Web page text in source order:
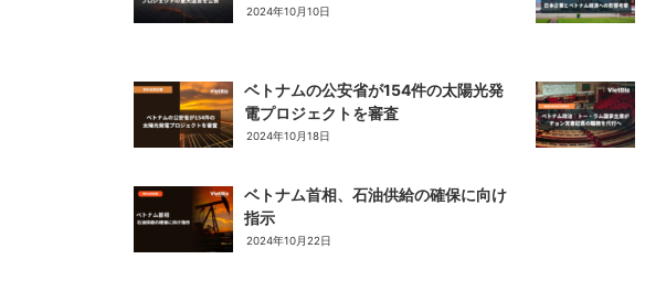
2024年10月10日
ベトナムの公安省が154件の太陽光発
電プロジェクトを審査
2024年10月18日
ベトナム首相、石油供給の確保に向け
指示
2024年10月22日